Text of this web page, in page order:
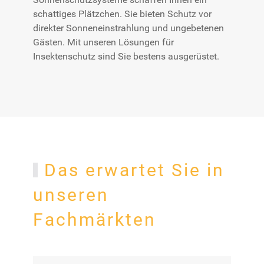
schattiges Plätzchen. Sie bieten Schutz vor
direkter Sonneneinstrahlung und ungebetenen
Gästen. Mit unseren Lösungen für
Insektenschutz sind Sie bestens ausgerüstet.
Das erwartet Sie in
unseren
Fachmärkten